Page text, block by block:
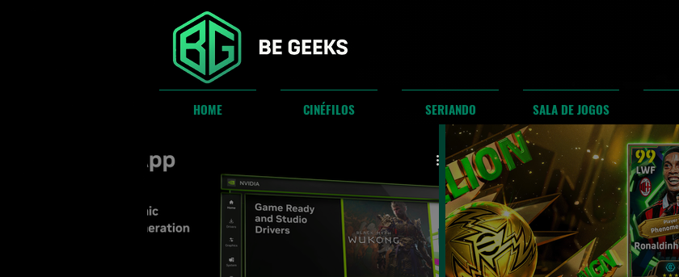
HOME CINÉFILOS SERIANDO SALA DE JOGOS